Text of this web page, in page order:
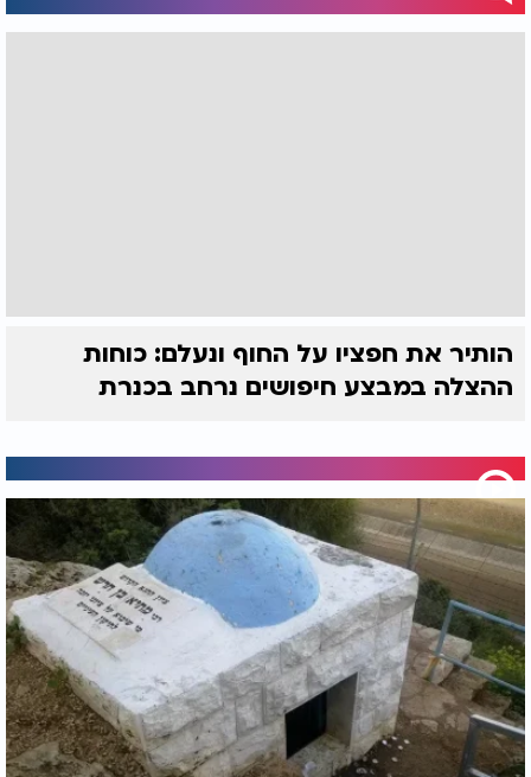
הותיר את חפציו על החוף ונעלם: כוחות
ההצלה במבצע חיפושים נרחב בכנרת